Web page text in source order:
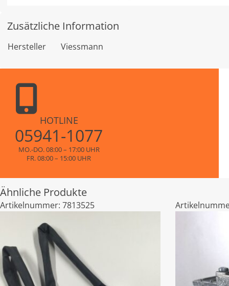
Zusätzliche Information
Hersteller Viessmann
HOTLINE
05941-1077
MO.-DO. 08:00 – 17:00 UHR
FR. 08:00 – 15:00 UHR
Ähnliche Produkte
Artikelnummer: 7813525